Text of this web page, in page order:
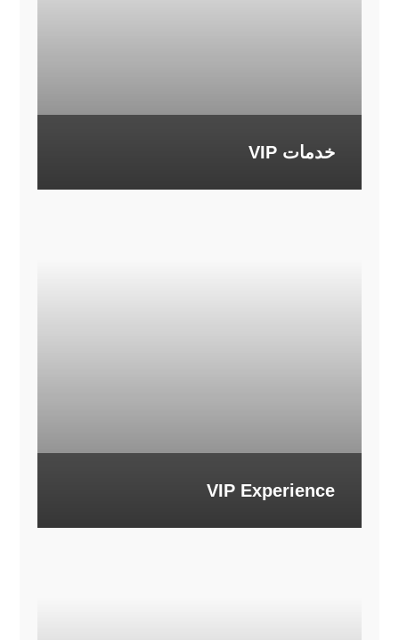
خدمات VIP
VIP Experience